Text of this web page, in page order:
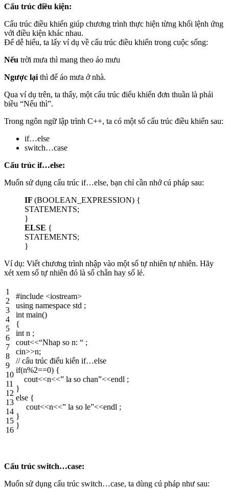
Cấu trúc điều kiện:
Cấu trúc điều khiển giúp chương trình thực hiện từng khối lệnh ứng
với điều kiện khác nhau.
Để dễ hiểu, ta lấy ví dụ về cấu trúc điều khiển trong cuộc sống:
Nếu trời mưa thì mang theo áo mưu
Ngược lại thì để áo mưa ở nhà.
Qua ví dụ trên, ta thấy, một cấu trúc điểu khiển đơn thuần là phái
biều “Nếu thì”.
Trong ngôn ngữ lập trình C++, ta có một số cấu trúc điều khiển sau:
if…else
switch…case
Cấu trúc if…else:
Muốn sử dụng cấu trúc if…else, bạn chỉ cần nhớ cú pháp sau:
IF (BOOLEAN_EXPRESSION) {
STATEMENTS;
}
ELSE {
STATEMENTS;
}
Ví dụ: Viết chương trình nhập vào một số tự nhiên tự nhiên. Hãy
xét xem số tự nhiên đó là số chẵn hay số lẻ.
1
2
3
4
5
6
7
8
9
10
11
12
13
14
15
16
#include <iostream>
using namespace std ;
int main()
{
int n ;
cout<<“Nhap so n: “ ;
cin>>n;
// cấu trúc điểu kiển if…else
if(n%2==0) {
cout<<n<<” la so chan”<<endl ;
}
else {
cout<<n<<” la so le”<<endl ;
}
}
Cấu trúc switch…case:
Muốn sử dụng cấu trúc switch…case, ta dùng cú pháp như sau: